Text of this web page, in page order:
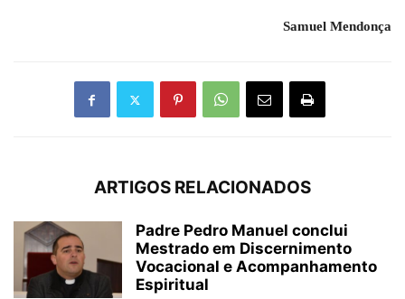
Samuel Mendonça
ARTIGOS RELACIONADOS
Padre Pedro Manuel conclui
Mestrado em Discernimento
Vocacional e Acompanhamento
Espiritual